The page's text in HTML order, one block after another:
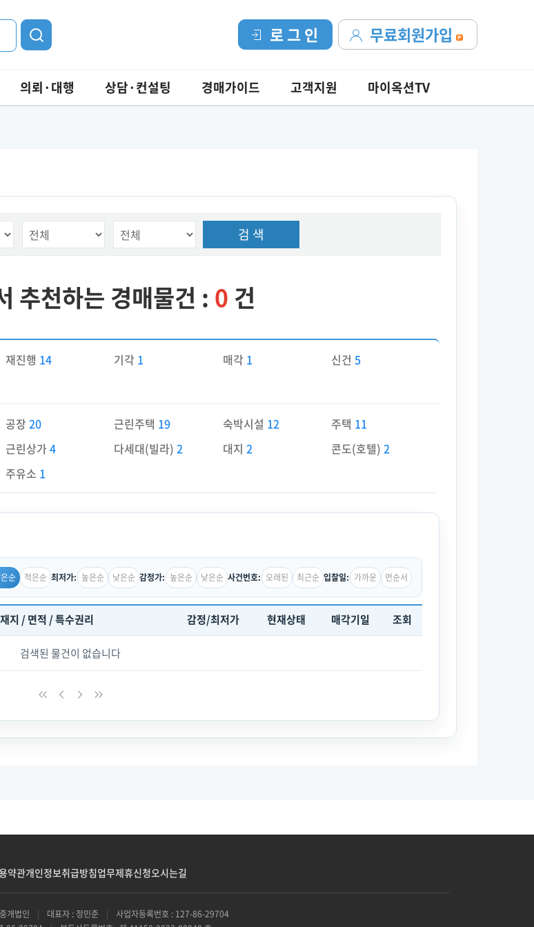
무료회원가입
로 그 인
의뢰·대행 상담·컨설팅 경매가이드 고객지원 마이옥션TV
검 색
추천하는 경매물건 : 0 건
재진행 14 기각 1 매각 1 신건 5
공장20 근린주택 19 숙박시설 12 주택 11
근린상가4 다세대(빌라)2 대지 2 콘도(호텔) 2
주유소 1
순 적은순 최저가: 높은순 낮은순 감정가: 높은순 낮은순 사건번호: 오래된 최근순 입찰일: 가까운 먼순서
지 / 면적 / 특수권리 감정/최저가 현재상태 매각기일 조회
검색된 물건이 없습니다
약관개인정보취급방침업무제휴신청오시는길
개법인 | 대표자 : 정민준 |
사업자등록번호 : 127-86-29704